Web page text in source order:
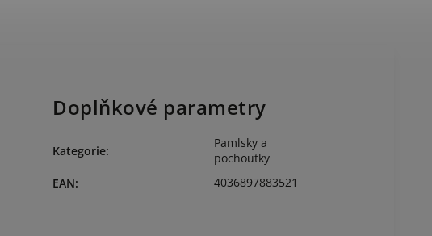
Doplňkové parametry
Kategorie:
Pamlsky a
pochoutky
EAN: 4036897883521